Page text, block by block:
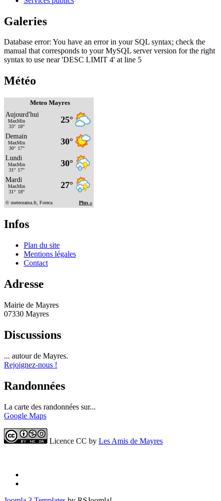
Galeries
Database error: You have an error in your SQL syntax; check the
manual that corresponds to your MySQL server version for the right
syntax to use near 'DESC LIMIT 4' at line 5
Météo
Meteo Mayres
Infos
Plan du site
Mentions légales
Contact
Adresse
Mairie de Mayres
07330 Mayres
Discussions
... autour de Mayres.
Rejoignez-nous !
Randonnées
La carte des randonnées sur...
Google Maps
Licence CC by Les Amis de Mayres